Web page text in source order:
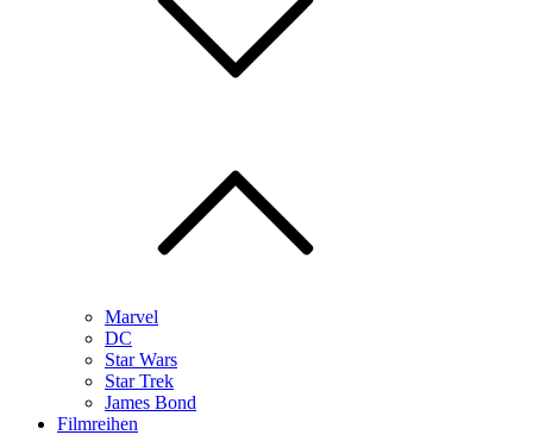
Marvel
DC
Star Wars
Star Trek
James Bond
Filmreihen